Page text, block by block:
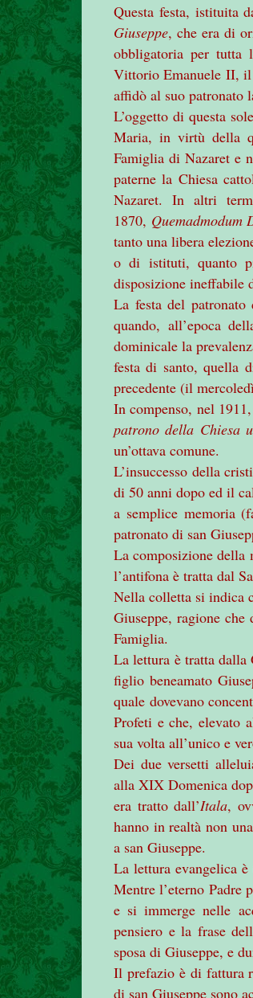
Questa festa, istituita
Giuseppe, che era di
obbligatoria per tutta
Vittorio Emanuele II, il
affidò al suo patronato
L’oggetto di questa
Maria, in virtù della
Famiglia di Nazaret e
paterne la Chiesa
Nazaret. In altri
1870, Quemadmodum
tanto una libera
o di istituti, quanto
disposizione ineffabile
La festa del
quando, all’epoca
dominicale la
festa di santo, quella
precedente (il
In compenso, nel
patrono della Chiesa
un’ottava comune.
L’insuccesso della
di 50 anni dopo ed il
a semplice memoria
patronato di san
La composizione della
l’antifona è tratta dal
Nella colletta si indica
Giuseppe, ragione
Famiglia.
La lettura è tratta dalla
figlio beneamato
quale dovevano
Profeti e che, elevato
sua volta all’unico e
Dei due versetti
alla XIX Domenica
era tratto dall’Itala,
hanno in realtà non
a san Giuseppe.
La lettura evangelica
Mentre l’eterno
e si immerge nelle
pensiero e la frase
sposa di Giuseppe, e
Il prefazio è di fattura
di san Giuseppe sono